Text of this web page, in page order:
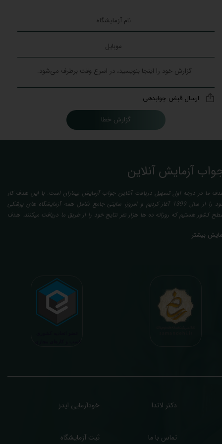
گزارش خطا
ارسال قبض جوابدهی
آزمایش آنلاین
ما در درجه اول تسهیل دریافت آنلاین جواب آزمایش بیماران است. با این هدف کار
خود را از سال 1399 آغاز کردیم و امروز، سایتی جامع شامل همه آزمایشگاه های پزشکی
کشور هستیم که روزانه ده ها هزار نفر نتایج خود را از طریق ما دریافت میکنند. هدف
با تایید و مهر پزشک متخصص) میباشد. رسالت ما در تفسیر، استخراج حداکثر
بیمه ها، افزایش تمایل افراد به انجام آزمایش (با دریافت اطلاعاتی دقیقتر، کاربردی، قابل
و شخصی سازی شده) میگردد. تا درنهایت به جامعه ای سالم تر برای تبدیل شدن به
پیشرفته (دیر و زود داره سوخت و سوز نداره...) برسیم. قابل ذکر است که جواب
آنلاین به نتایج هیچ یک از کاربران بصورت مستقیم دسترسی ندارد و موارد تفسیر نیز
با درخواست و ارسال خود کاربر انجام میگیرد و ما تابع اصول اخلاق پزشکی و حرفه ای
بیشتر
دکتر لاندا خودآزمایی ایدز
ثبت آزمایشگاه تماس با ما